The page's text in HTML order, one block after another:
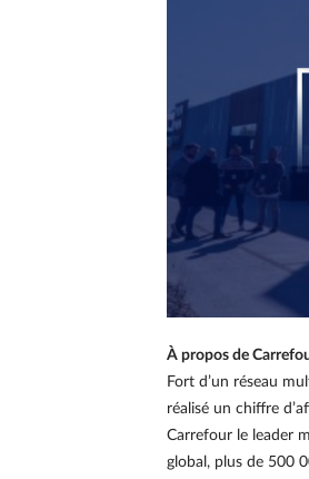
À propos de
Fort d’un réseau
réalisé un chiffre
Carrefour le leader
global, plus de 500